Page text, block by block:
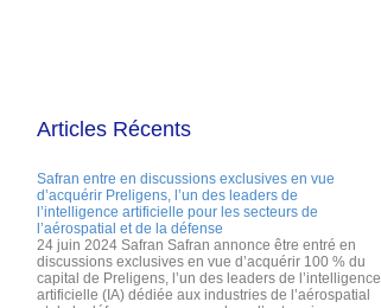
Articles Récents
Safran entre en discussions exclusives en vue
d’acquérir Preligens, l’un des leaders de
l’intelligence artificielle pour les secteurs de
l’aérospatial et de la défense
24 juin 2024 Safran Safran annonce être entré en
discussions exclusives en vue d’acquérir 100 % du
capital de Preligens, l’un des leaders de l’intelligence
artificielle (IA) dédiée aux industries de l’aérospatial